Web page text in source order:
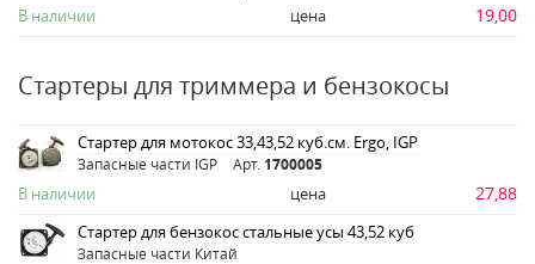
В наличии цена 19,00
Стартеры для триммера и бензокосы
Стартер для мотокос 33,43,52 куб.см. Ergo, IGP
Запасные части IGP Арт. 1700005
В наличии цена 27,88
Стартер для бензокос стальные усы 43,52 куб
Запасные части Китай